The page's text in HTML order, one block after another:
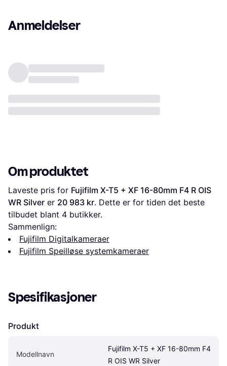
Anmeldelser
Om produktet
Laveste pris for Fujifilm X-T5 + XF 16-80mm F4 R OIS
WR Silver er 20 983 kr. Dette er for tiden det beste
tilbudet blant 4 butikker.
Sammenlign:
Fujifilm Digitalkameraer
Fujifilm Speilløse systemkameraer
Spesifikasjoner
Produkt
Modellnavn
Fujifilm X-T5 + XF 16-80mm F4
R OIS WR Silver